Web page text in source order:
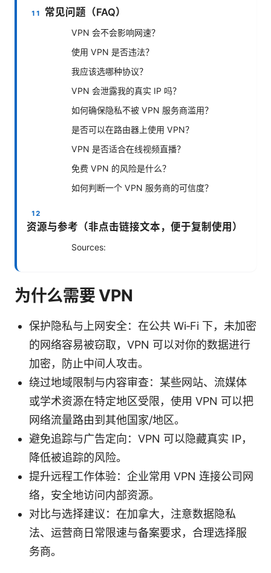
常见问题（FAQ）
VPN 会不会影响网速？
使用 VPN 是否违法？
我应该选哪种协议？
VPN 会泄露我的真实 IP 吗？
如何确保隐私不被 VPN 服务商滥用？
是否可以在路由器上使用 VPN？
VPN 是否适合在线视频直播？
免费 VPN 的风险是什么？
如何判断一个 VPN 服务商的可信度？
资源与参考（非点击链接文本，便于复制使用）
Sources:
为什么需要 VPN
保护隐私与上网安全：在公共 Wi‑Fi 下，未加密
的网络容易被窃取，VPN 可以对你的数据进行
加密，防止中间人攻击。
绕过地域限制与内容审查：某些网站、流媒体
或学术资源在特定地区受限，使用 VPN 可以把
网络流量路由到其他国家/地区。
避免追踪与广告定向：VPN 可以隐藏真实 IP，
降低被追踪的风险。
提升远程工作体验：企业常用 VPN 连接公司网
络，安全地访问内部资源。
对比与选择建议：在加拿大，注意数据隐私
法、运营商日常限速与备案要求，合理选择服
务商。